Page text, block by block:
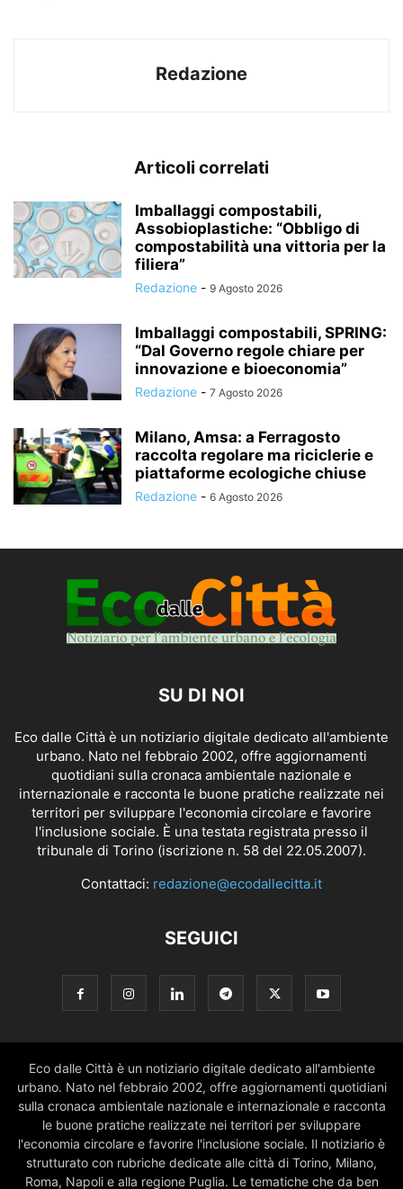
Redazione
Articoli correlati
Imballaggi compostabili,
Assobioplastiche: “Obbligo di
compostabilità una vittoria per la
filiera”
Redazione - 9 Agosto 2026
Imballaggi compostabili, SPRING:
“Dal Governo regole chiare per
innovazione e bioeconomia”
Redazione - 7 Agosto 2026
Milano, Amsa: a Ferragosto
raccolta regolare ma riciclerie e
piattaforme ecologiche chiuse
Redazione - 6 Agosto 2026
SU DI NOI
Eco dalle Città è un notiziario digitale dedicato all'ambiente
urbano. Nato nel febbraio 2002, offre aggiornamenti
quotidiani sulla cronaca ambientale nazionale e
internazionale e racconta le buone pratiche realizzate nei
territori per sviluppare l'economia circolare e favorire
l'inclusione sociale. È una testata registrata presso il
tribunale di Torino (iscrizione n. 58 del 22.05.2007).
Contattaci: redazione@ecodallecitta.it
SEGUICI
Eco dalle Città è un notiziario digitale dedicato all'ambiente
urbano. Nato nel febbraio 2002, offre aggiornamenti quotidiani
sulla cronaca ambientale nazionale e internazionale e racconta
le buone pratiche realizzate nei territori per sviluppare
l'economia circolare e favorire l'inclusione sociale. Il notiziario è
strutturato con rubriche dedicate alle città di Torino, Milano,
Roma, Napoli e alla regione Puglia. Le tematiche che da ben